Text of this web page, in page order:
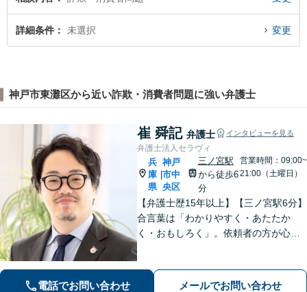
詳細条件 未選択 変更
神戸市東灘区から近い詐欺・消費者問題に強い弁護士
崔 舜記 弁護士 インタビューを見る
弁護士法人セラヴィ
兵
庫
県
神戸
市中
央区
三ノ宮駅
から徒歩6
分
営業時間：09:00~
21:00（土曜日）
【弁護士歴15年以上】【三ノ宮駅6分】
合言葉は「わかりやすく・あたたか
く・おもしろく」。依頼者の方が心か
談可能】【初回面談20分無料】
電話でお問い合わせ メールでお問い合わせ